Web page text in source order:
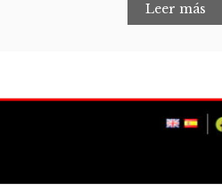
Leer más